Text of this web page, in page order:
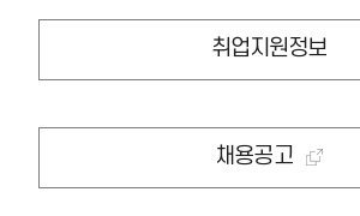
취업지원정보
채용공고